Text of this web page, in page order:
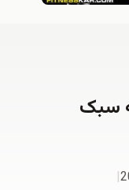
سبک
|